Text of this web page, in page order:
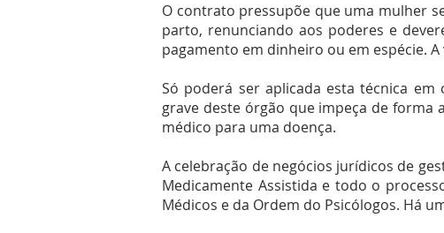
O contrato pressupõe que uma mulher
parto, renunciando aos poderes e
pagamento em dinheiro ou em espécie.
Só poderá ser aplicada esta técnica
grave deste órgão que impeça de forma
médico para uma doença.
A celebração de negócios jurídicos de
Medicamente Assistida e todo o
Médicos e da Ordem do Psicólogos. Há